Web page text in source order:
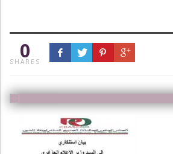
0
SHARES